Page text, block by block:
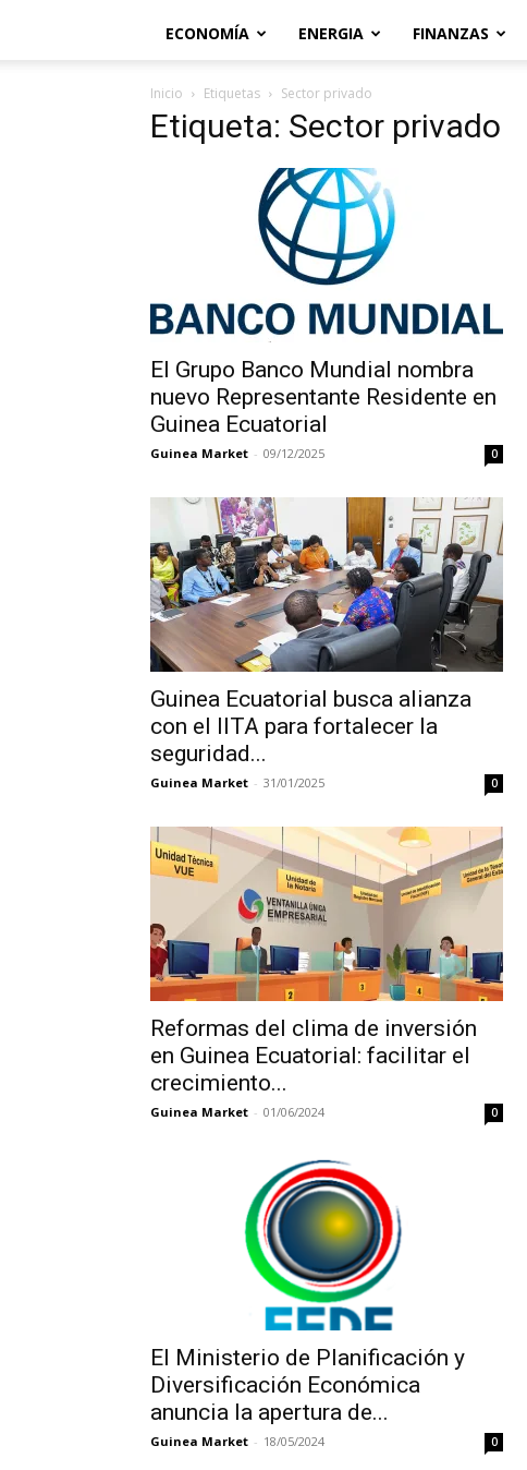
ECONOMÍA ENERGIA FINANZAS
Inicio Etiquetas Sector privado
Etiqueta: Sector privado
El Grupo Banco Mundial nombra
nuevo Representante Residente en
Guinea Ecuatorial
Guinea Market - 09/12/2025 0
Guinea Ecuatorial busca alianza
con el IITA para fortalecer la
seguridad...
Guinea Market - 31/01/2025 0
Reformas del clima de inversión
en Guinea Ecuatorial: facilitar el
crecimiento...
Guinea Market - 01/06/2024 0
El Ministerio de Planificación y
Diversificación Económica
anuncia la apertura de...
Guinea Market - 18/05/2024 0